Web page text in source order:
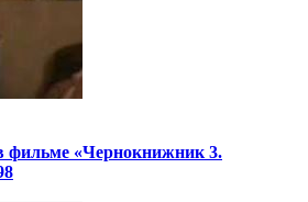
фильме «Чернокнижник 3.